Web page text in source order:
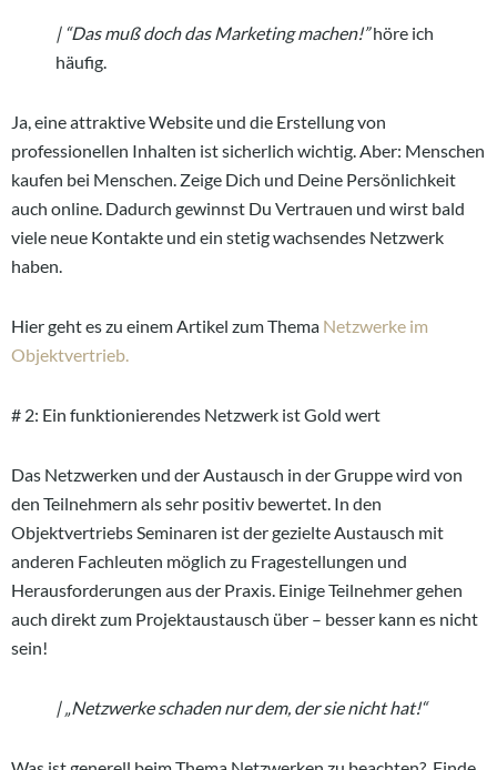
| “Das muß doch das Marketing machen!”höre ich
häufig.
Ja, eine attraktive Website und die Erstellung von
professionellen Inhalten ist sicherlich wichtig. Aber: Menschen
kaufen bei Menschen. Zeige Dich und Deine Persönlichkeit
auch online. Dadurch gewinnst Du Vertrauen und wirst bald
viele neue Kontakte und ein stetig wachsendes Netzwerk
haben.
Hier geht es zu einem Artikel zum Thema Netzwerke im
Objektvertrieb.
# 2: Ein funktionierendes Netzwerk ist Gold wert
Das Netzwerken und der Austausch in der Gruppe wird von
den Teilnehmern als sehr positiv bewertet. In den
Objektvertriebs Seminaren ist der gezielte Austausch mit
anderen Fachleuten möglich zu Fragestellungen und
Herausforderungen aus der Praxis. Einige Teilnehmer gehen
auch direkt zum Projektaustausch über – besser kann es nicht
sein!
| „Netzwerke schaden nur dem, der sie nicht hat!“